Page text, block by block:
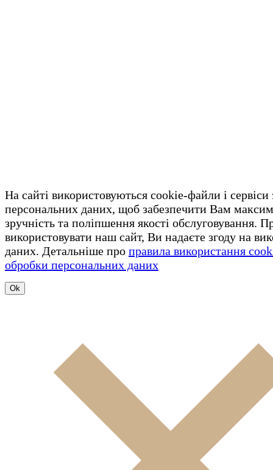
На сайті використовуються cookie-файли і сервіси
персональних даних, щоб забезпечити Вам
зручність та поліпшення якості обслуговування.
використовувати наш сайт, Ви надаєте згоду на
даних. Детальніше про правила використання
обробки персональних даних
Ok